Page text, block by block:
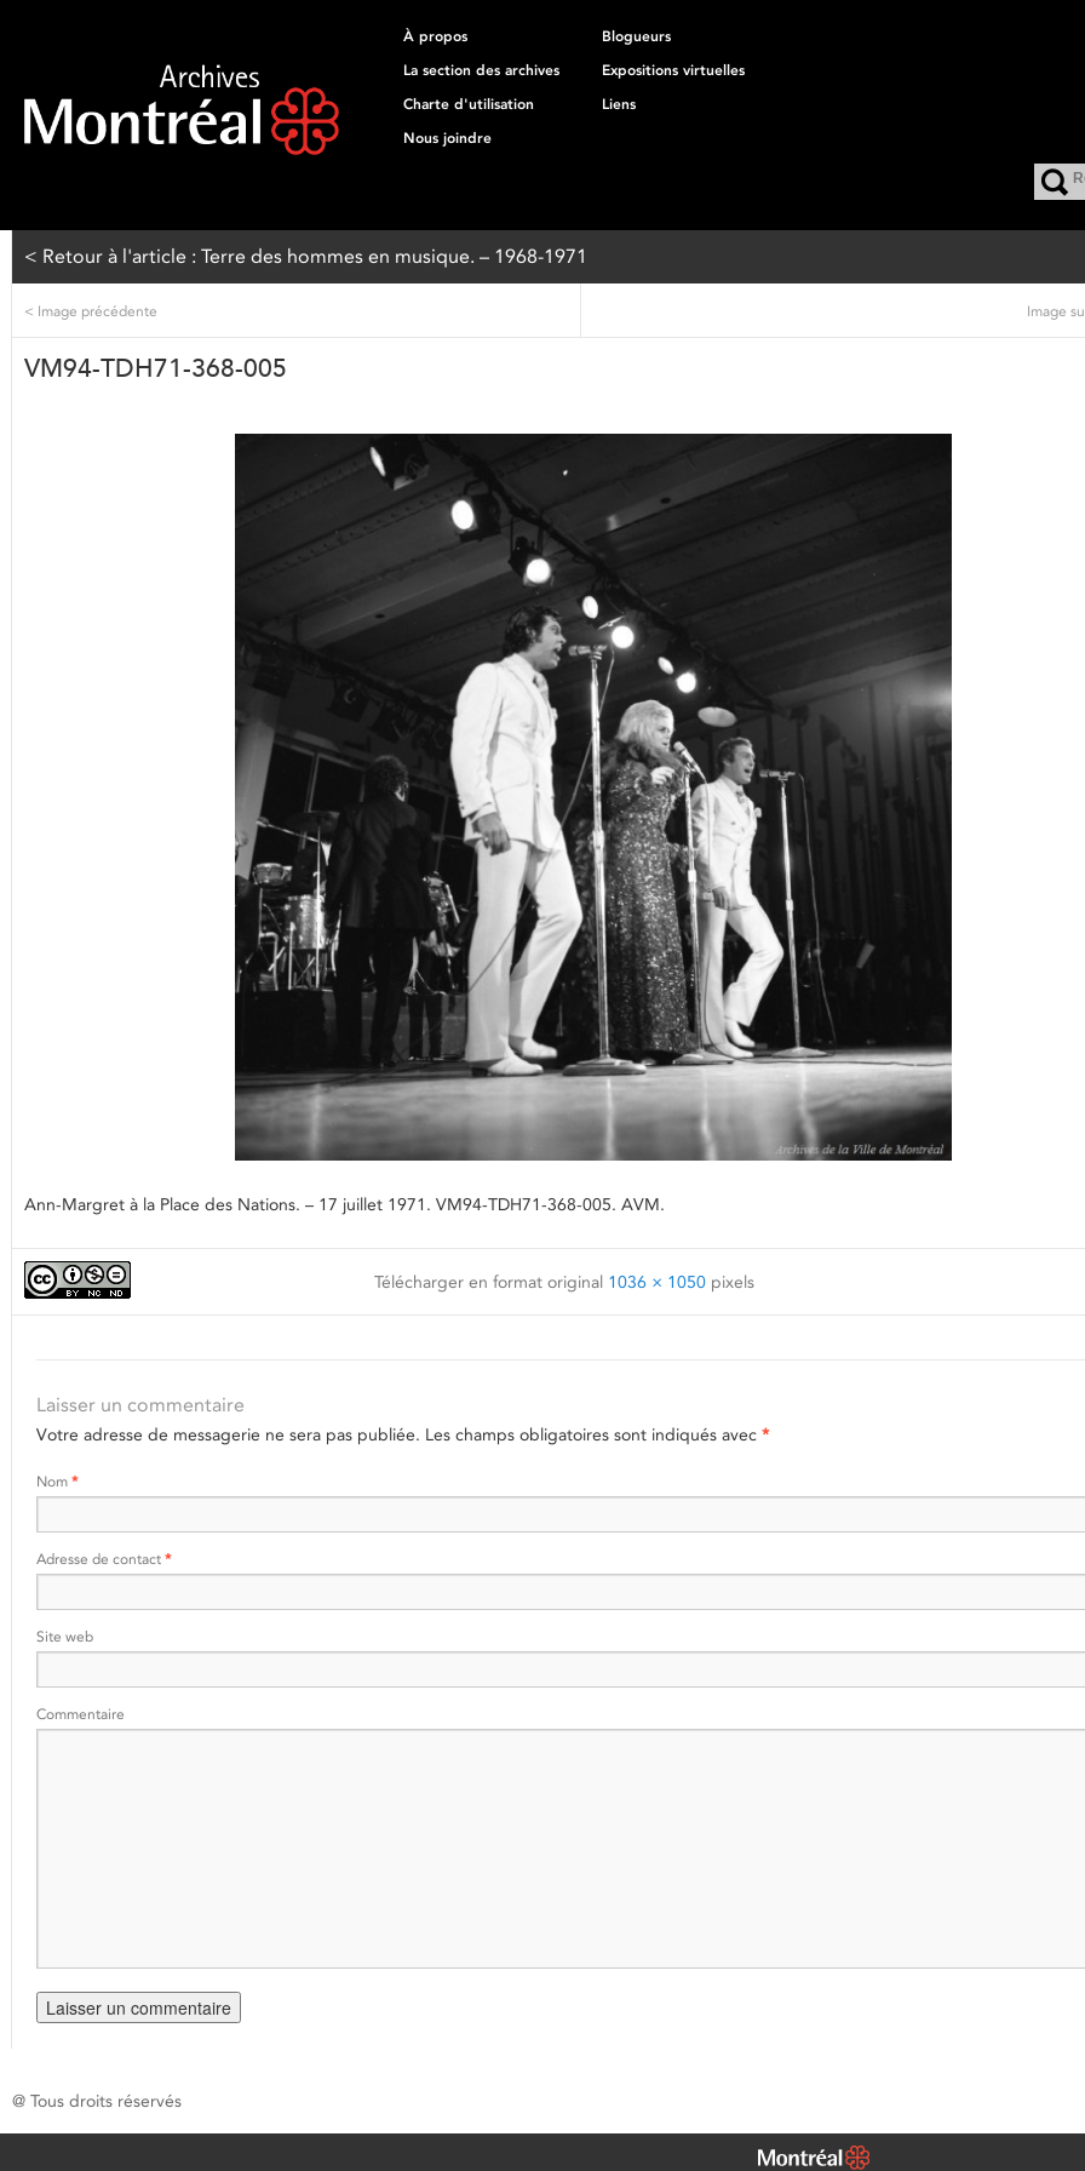
À propos
Blogueurs
La section des archives
Expositions virtuelles
Charte d'utilisation
Liens
Nous joindre
< Retour à l'article : Terre des hommes en musique. – 1968-1971
< Image précédente Image
VM94-TDH71-368-005
Ann-Margret à la Place des Nations. – 17 juillet 1971. VM94-TDH71-368-005. AVM.
Télécharger en format original 1036 × 1050pixels
Laisser un commentaire
Votre adresse de messagerie ne sera pas publiée. Les champs obligatoires sont indiqués avec *
Nom *
Adresse de contact *
Site web
Commentaire
@ Tous droits réservés